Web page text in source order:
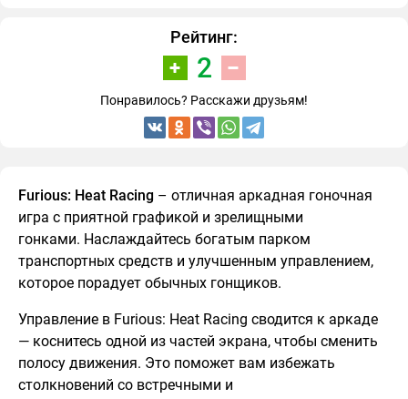
Рейтинг:
2
Понравилось? Расскажи друзьям!
Furious: Heat Racing – отличная аркадная гоночная
игра с приятной графикой и зрелищными
гонками. Наслаждайтесь богатым парком
транспортных средств и улучшенным управлением,
которое порадует обычных гонщиков.
Управление в Furious: Heat Racing сводится к аркаде
— коснитесь одной из частей экрана, чтобы сменить
полосу движения. Это поможет вам избежать
столкновений со встречными и